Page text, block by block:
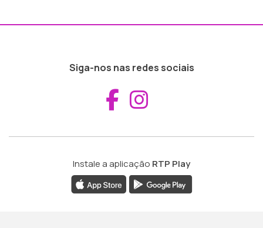
Siga-nos nas redes sociais
Aceder ao
Instale a aplicação RTP Play